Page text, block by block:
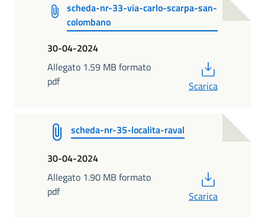
scheda-nr-33-via-carlo-scarpa-san-
colombano
30-04-2024
Allegato 1.59 MB formato
pdf
Scarica
scheda-nr-35-localita-raval
30-04-2024
Allegato 1.90 MB formato
pdf
Scarica